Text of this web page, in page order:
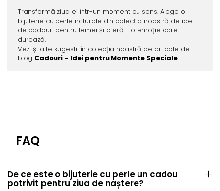
Transformă ziua ei într-un moment cu sens. Alege o
bijuterie cu perle naturale din colecția noastră de idei
de cadouri pentru femei și oferă-i o emoție care
durează.
Vezi și alte sugestii în colecția noastră de articole de
blog Cadouri – Idei pentru Momente Speciale.
FAQ
De ce este o bijuterie cu perle un cadou
potrivit pentru ziua de naștere?